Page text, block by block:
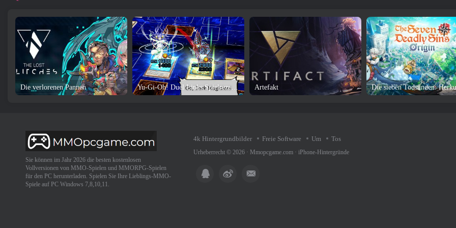
Die verlorenen Pannen Yu-Gi-Oh! Duel Links Spielrezension und Download Artefakt Die sieben Todsünden:
Sie können im Jahr 2026 die besten kostenlosen
Vollversionen von MMO-Spielen und MMORPG-Spielen
für den PC herunterladen. Spielen Sie Ihre Lieblings-MMO-
Spiele auf PC Windows 7,8,10,11.
4k Hintergrundbilder Freie Software Um Tos
Urheberrecht © 2026 · Mmopcgame.com · iPhone-Hintergründe